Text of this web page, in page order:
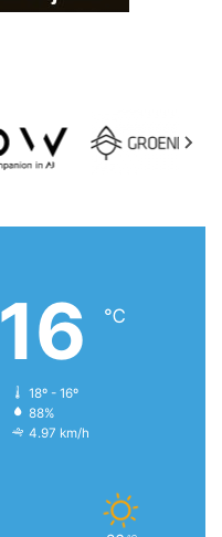
16 ℃
18º - 16º
88%
4.97 km/h